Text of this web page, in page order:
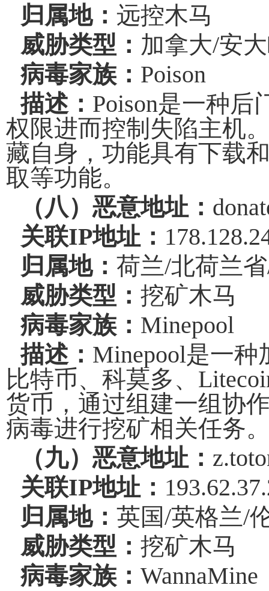
归属地： 远控木马
威胁类型： 加拿大/安
病毒家族： Poison
描述： Poison是一种后
权限进而控制失陷主机
藏自身，功能具有下载
取等功能。
（八）恶意地址：
关联IP地址：
归属地： 荷兰/北荷兰省
威胁类型： 挖矿木马
病毒家族： Minepool
描述： Minepool是一种
比特币、 科莫多、
货币，通过组建一组协
病毒进行挖矿相关任务
（九）恶意地址：
关联IP地址：
归属地： 英国/英格兰/
威胁类型： 挖矿木马
病毒家族： WannaMine